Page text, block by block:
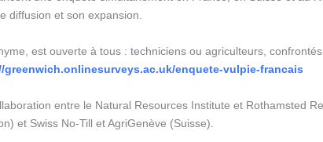
diffusion et son expansion.
est ouverte à tous : techniciens ou agriculteurs,
greenwich.onlinesurveys.ac.uk/enquete-vulpie-francais
entre le Natural Resources Institute et Rothamsted
et Swiss No-Till et AgriGenève (Suisse).